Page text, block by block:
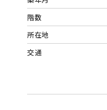
階数
所在地
交通